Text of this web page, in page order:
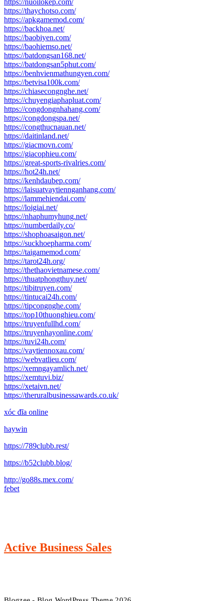
https://nuoilokep.com/
https://thaychotso.com/
https://apkgamemod.com/
https://backhoa.net/
https://baobiyen.com/
https://baohiemso.net/
https://batdongsan168.net/
https://batdongsan5phut.com/
https://benhvienmathungyen.com/
https://betvisa100k.com/
https://chiasecongnghe.net/
https://chuyengiaphapluat.com/
https://congdongnhahang.com/
https://congdongspa.net/
https://congthucnauan.net/
https://daitinland.net/
https://giacmovn.com/
https://giacophieu.com/
https://great-sports-rivalries.com/
https://hot24h.net/
https://kenhdaubep.com/
https://laisuatvaytiennganhang.com/
https://lammehiendai.com/
https://loigiai.net/
https://nhaphumyhung.net/
https://numberdaily.co/
https://shophoasaigon.net/
https://suckhoepharma.com/
https://taigamemod.com/
https://tarot24h.org/
https://thethaovietnamese.com/
https://thuatphongthuy.net/
https://tibitruyen.com/
https://tintucai24h.com/
https://tipcongnghe.com/
https://top10thuonghieu.com/
https://truyenfullhd.com/
https://truyenhayonline.com/
https://tuvi24h.com/
https://vaytiennoxau.com/
https://webvatlieu.com/
https://xemngayamlich.net/
https://xemtuvi.biz/
https://xetaivn.net/
https://theruralbusinessawards.co.uk/
xóc đĩa online
haywin
https://789clubb.rest/
https://b52clubb.blog/
http://go88s.mex.com/
febet
Active Business Sales